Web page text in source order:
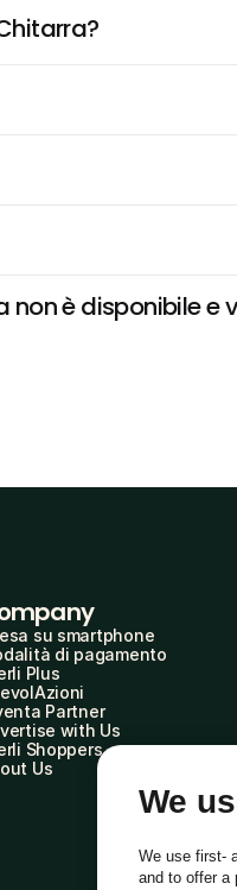
è disponibile e
su smartphone
di pagamento
Plus
Partner
with Us
Shoppers
Us
We
We use first-
and to offer a